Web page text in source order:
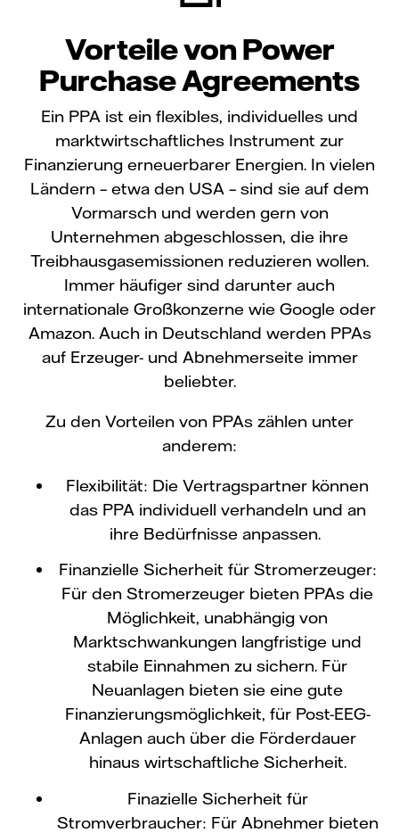
Vorteile von Power
Purchase Agreements
Ein PPA ist ein flexibles, individuelles und
marktwirtschaftliches Instrument zur
Finanzierung erneuerbarer Energien. In vielen
Ländern – etwa den USA – sind sie auf dem
Vormarsch und werden gern von
Unternehmen abgeschlossen, die ihre
Treibhausgasemissionen reduzieren wollen.
Immer häufiger sind darunter auch
internationale Großkonzerne wie Google oder
Amazon. Auch in Deutschland werden PPAs
auf Erzeuger- und Abnehmerseite immer
beliebter.
Zu den Vorteilen von PPAs zählen unter
anderem:
Flexibilität: Die Vertragspartner können
das PPA individuell verhandeln und an
ihre Bedürfnisse anpassen.
Finanzielle Sicherheit für Stromerzeuger:
Für den Stromerzeuger bieten PPAs die
Möglichkeit, unabhängig von
Marktschwankungen langfristige und
stabile Einnahmen zu sichern. Für
Neuanlagen bieten sie eine gute
Finanzierungsmöglichkeit, für Post-EEG-
Anlagen auch über die Förderdauer
hinaus wirtschaftliche Sicherheit.
Finazielle Sicherheit für
Stromverbraucher: Für Abnehmer bieten